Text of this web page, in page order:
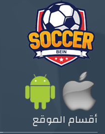
أقسام الموقع